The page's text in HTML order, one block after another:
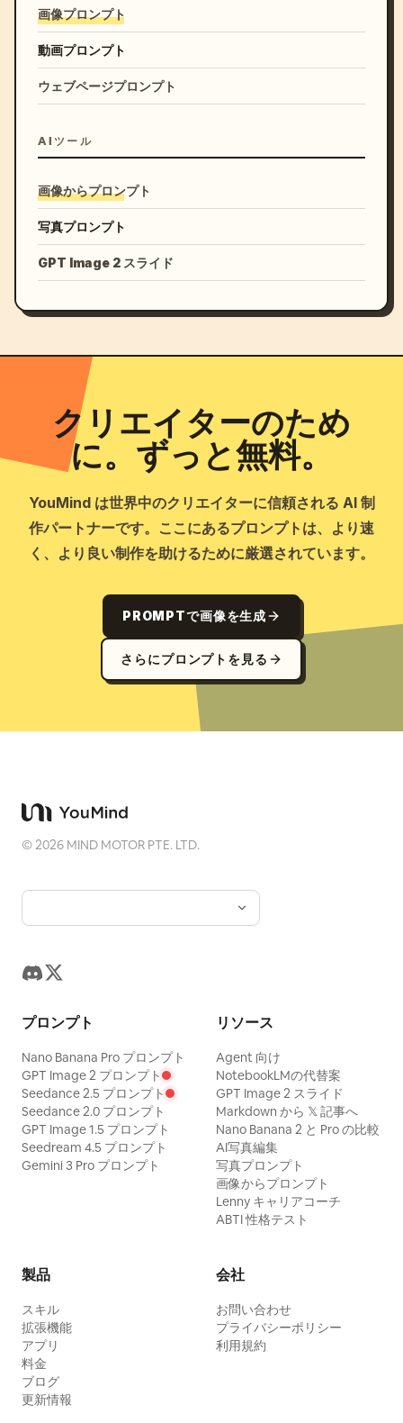
画像プロンプト
動画プロンプト
ウェブページプロンプト
AIツール
画像からプロンプト
写真プロンプト
GPT Image 2 スライド
クリエイターのため
に。ずっと無料。
YouMind は世界中のクリエイターに信頼される AI 制
作パートナーです。ここにあるプロンプトは、より速
く、より良い制作を助けるために厳選されています。
PROMPTで画像を生成
さらにプロンプトを見る
©2026 MIND MOTOR PTE. LTD.
プロンプト
Nano Banana Pro プロンプト
GPT Image 2 プロンプト
Seedance 2.5 プロンプト
Seedance 2.0 プロンプト
GPT Image 1.5 プロンプト
Seedream 4.5 プロンプト
Gemini 3 Pro プロンプト
リソース
Agent 向け
NotebookLMの代替案
GPT Image 2 スライド
Markdown から 𝕏 記事へ
Nano Banana 2 と Pro の比較
AI写真編集
写真プロンプト
画像からプロンプト
Lenny キャリアコーチ
ABTI 性格テスト
製品
スキル
拡張機能
アプリ
料金
ブログ
更新情報
会社
お問い合わせ
プライバシーポリシー
利用規約